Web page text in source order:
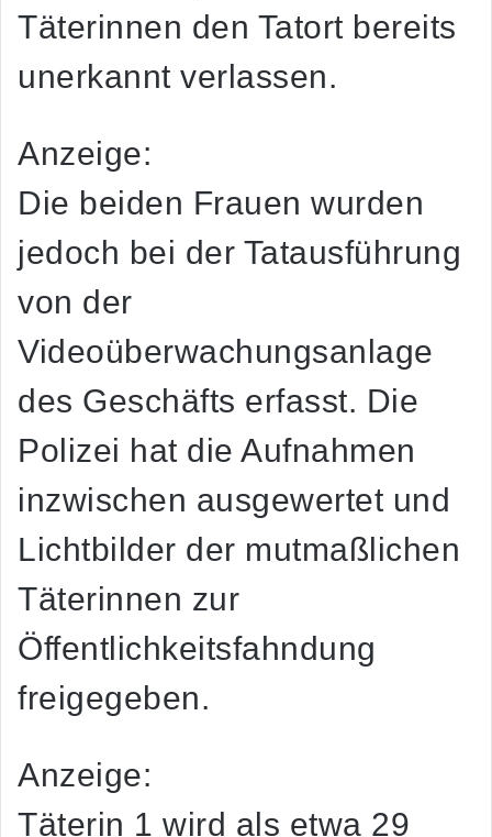
Täterinnen den Tatort bereits
unerkannt verlassen.
Anzeige:
Die beiden Frauen wurden
jedoch bei der Tatausführung
von der
Videoüberwachungsanlage
des Geschäfts erfasst. Die
Polizei hat die Aufnahmen
inzwischen ausgewertet und
Lichtbilder der mutmaßlichen
Täterinnen zur
Öffentlichkeitsfahndung
freigegeben.
Anzeige:
Täterin 1 wird als etwa 29